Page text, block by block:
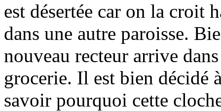
est désertée car on la croit
dans une autre paroisse.
nouveau recteur arrive
grocerie. Il est bien décidé
savoir pourquoi cette